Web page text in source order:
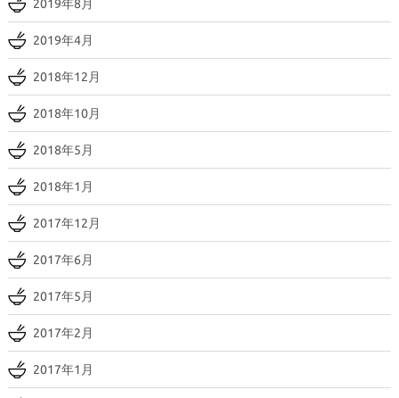
2019年8月
2019年4月
2018年12月
2018年10月
2018年5月
2018年1月
2017年12月
2017年6月
2017年5月
2017年2月
2017年1月